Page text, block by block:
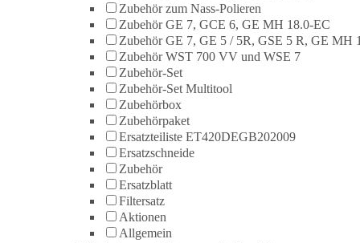
Zubehör zum Nass-Polieren
Zubehör GE 7, GCE 6, GE MH 18.0-EC
Zubehör GE 7, GE 5 / 5R, GSE 5 R, GE MH
Zubehör WST 700 VV und WSE 7
Zubehör-Set
Zubehör-Set Multitool
Zubehörbox
Zubehörpaket
Ersatzteiliste ET420DEGB202009
Ersatzschneide
Zubehör
Ersatzblatt
Filtersatz
Aktionen
Allgemein